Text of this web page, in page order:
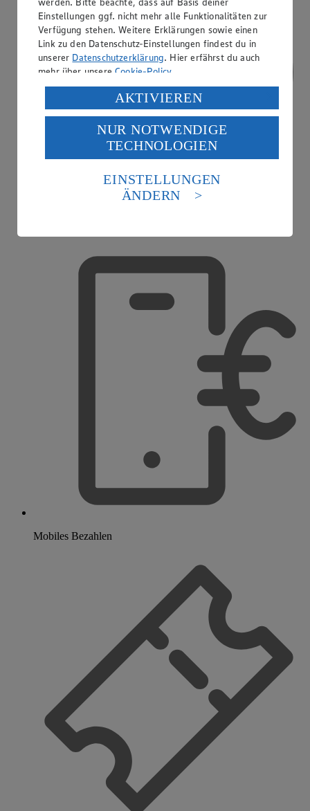
Mobiles Bezahlen
Einstellungen ggf. nicht mehr alle Funktionalitäten zur
Verfügung stehen. Weitere Erklärungen sowie einen
Link zu den Datenschutz-Einstellungen findest du in
unserer Datenschutzerklärung. Hier erfährst du auch
mehr über unsereCookie-Policy.
Verarbeitung deiner personenbezogenen Daten in den
USA durch Facebook und YouTube:
Wenn du auf „Aktivieren“ klickst, willigst du im Sinne
des Art. 49 Abs. 1 Satz 1 lit. a) DSGVO ein, dass deine
Daten in den USA verarbeitet werden. Der EuGH sieht
die USA als Land mit einem nach europäischen
Standards nicht angemessenen Datenschutzniveau an.
Es besteht das Risiko eines Zugriffs durch US-
Informationen zum Herausgeber der Seite findest du
AKTIVIEREN
NUR NOTWENDIGE
TECHNOLOGIEN
EINSTELLUNGEN
ÄNDERN